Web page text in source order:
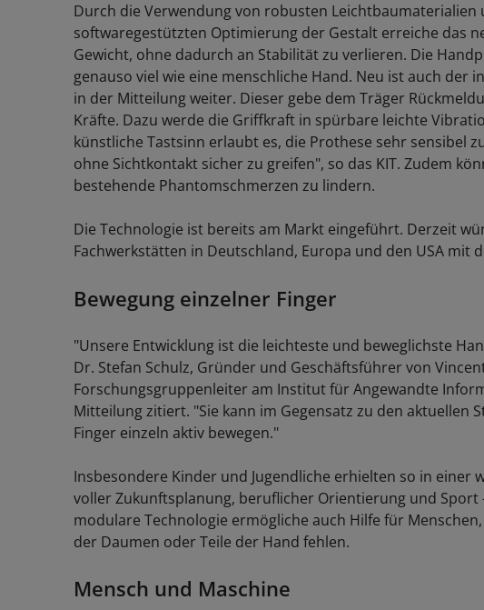
Durch die Verwendung von robusten Leichtbaumaterialien
softwaregestützten Optimierung der Gestalt erreiche das
Gewicht, ohne dadurch an Stabilität zu verlieren. Die
genauso viel wie eine menschliche Hand. Neu ist auch der
in der Mitteilung weiter. Dieser gebe dem Träger
Kräfte. Dazu werde die Griffkraft in spürbare leichte
künstliche Tastsinn erlaubt es, die Prothese sehr sensibel
ohne Sichtkontakt sicher zu greifen", so das KIT. Zudem
bestehende Phantomschmerzen zu lindern.
Die Technologie ist bereits am Markt eingeführt. Derzeit
Fachwerkstätten in Deutschland, Europa und den USA mit
Bewegung einzelner Finger
"Unsere Entwicklung ist die leichteste und beweglichste
Dr. Stefan Schulz, Gründer und Geschäftsführer von
Forschungsgruppenleiter am Institut für Angewandte
Mitteilung zitiert. "Sie kann im Gegensatz zu den aktuellen
Finger einzeln aktiv bewegen."
Insbesondere Kinder und Jugendliche erhielten so in einer
voller Zukunftsplanung, beruflicher Orientierung und Sport
modulare Technologie ermögliche auch Hilfe für
der Daumen oder Teile der Hand fehlen.
Mensch und Maschine